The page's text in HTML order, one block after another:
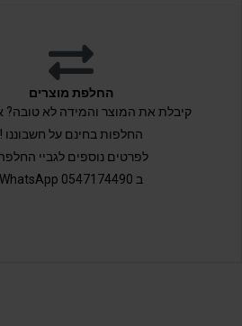
החלפת מוצרים
קיבלת את המוצר והמידה לא טובה?
החלפות בחינם על חשבוננו !
לפרטים נוספים לגביי
ב 0547174490 WhatsApp